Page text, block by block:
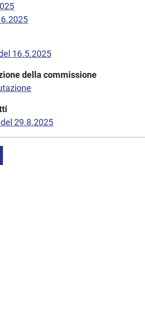
16.5.2025
della commissione
29.8.2025